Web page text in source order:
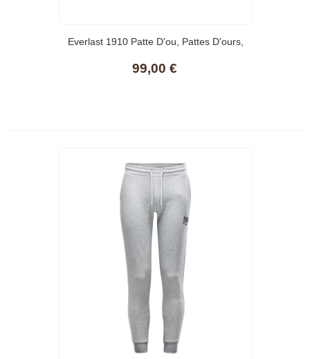
Everlast 1910 Patte D'ou, Pattes D'ours,
99,00 €